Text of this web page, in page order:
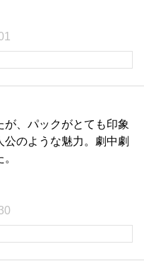
、パックがとても印象
のような魅力。劇中劇